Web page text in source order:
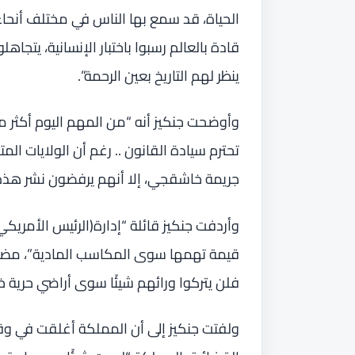
الحياة، قد سمع بها الناس في مختلف
قادة بالعالم رسبوا باختبار الإنسانية،
ينظر لهم التاريخ بعين الرحمة”.
وأوضحت جنكيز أنه “من المهم اليوم
تحترم سيادة القانون .. رغم أن الولايات
جريمة خاشقجي، إلا أنهم يرفضون نشر
وأردفت جنكيز قائلة “إدارة(الرئيس
قيمة تهمها سوى المكاسب المادية”،
فلن يتركوا ورائهم شيئًا سوى أراضي حرية
ولفتت جنكيز إلى أن المملكة أغلقت